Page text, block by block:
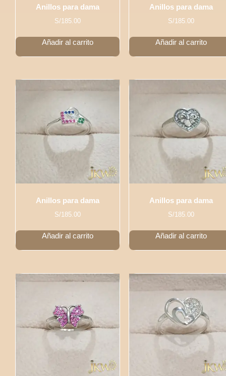
Anillos para dama
S/185.00
Añadir al carrito
Anillos para dama
S/185.00
Añadir al carrito
Anillos para dama
S/185.00
Añadir al carrito
Anillos para dama
S/185.00
Añadir al carrito